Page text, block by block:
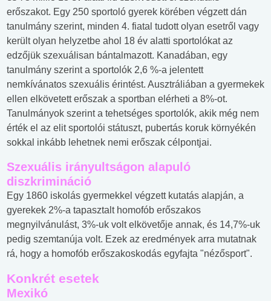
erőszakot. Egy 250 sportoló gyerek körében végzett dán
tanulmány szerint, minden 4. fiatal tudott olyan esetről vagy
került olyan helyzetbe ahol 18 év alatti sportolókat az
edzőjük szexuálisan bántalmazott. Kanadában, egy
tanulmány szerint a sportolók 2,6 %-a jelentett
nemkívánatos szexuális érintést. Ausztráliában a gyermekek
ellen elkövetett erőszak a sportban elérheti a 8%-ot.
Tanulmányok szerint a tehetséges sportolók, akik még nem
érték el az elit sportolói státuszt, pubertás koruk környékén
sokkal inkább lehetnek nemi erőszak célpontjai.
Szexuális irányultságon alapuló
diszkrimináció
Egy 1860 iskolás gyermekkel végzett kutatás alapján, a
gyerekek 2%-a tapasztalt homofób erőszakos
megnyilvánulást, 3%-uk volt elkövetője annak, és 14,7%-uk
pedig szemtanúja volt. Ezek az eredmények arra mutatnak
rá, hogy a homofób erőszakoskodás egyfajta "nézősport".
Konkrét esetek
Mexikó